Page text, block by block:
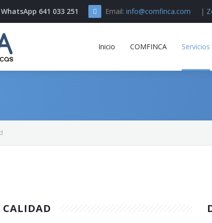
641 033 251 Email: info@comfinca.com |
Inicio COMFINCA Servicios
CALIDAD